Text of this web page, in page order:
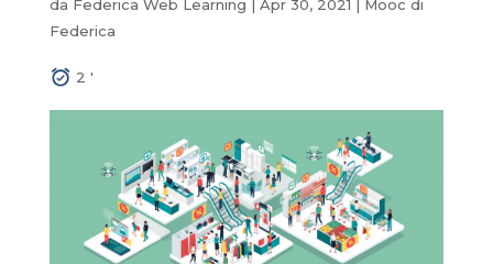
da Federica Web Learning | Apr 30, 2021 | Mooc di
Federica
2 '